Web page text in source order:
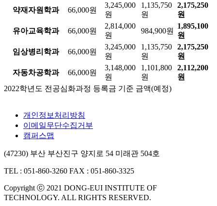
약재자원학과 66,000원
3,245,000
원
1,135,750
원
2,175,250
원
유아교육학과
66,000원
2,814,000
원
984,900원
1,895,100
원
임상병리학과
66,000원
3,245,000
원
1,135,750
원
2,175,250
원
자동차공학과
66,000원
3,148,000
원
1,101,800
원
2,112,200
원
2022학년도 전공심화과정 등록금 기준 금액(예정)
개인정보처리방침
이메일무단수집거부
캠퍼스맵
(47230) 부산 부산진구 양지로 54 미래관 504호
TEL : 051-860-3260 FAX : 051-860-3325
Copyright ⓒ 2021 DONG-EUI INSTITUTE OF
TECHNOLOGY. ALL RIGHTS RESERVED.